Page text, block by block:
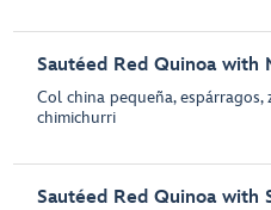
Sautéed Red Quinoa with
Col china pequeña, espárragos,
chimichurri
Sautéed Red Quinoa with